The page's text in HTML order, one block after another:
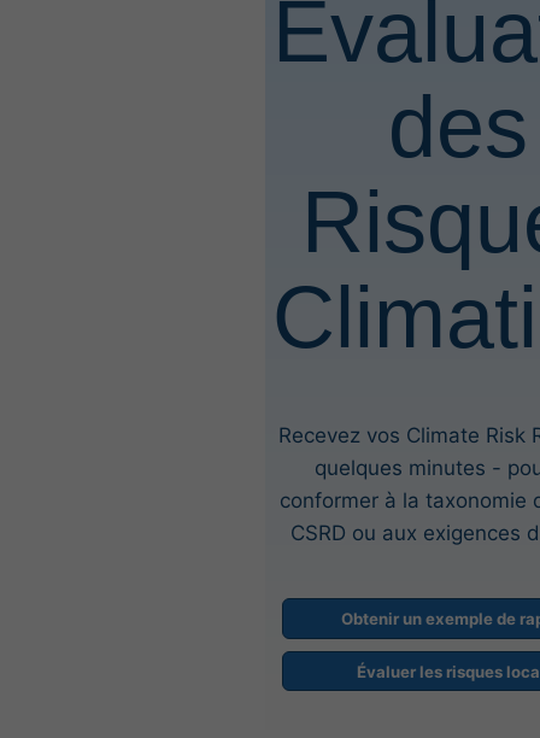
des
Recevez vos Climate Risk
quelques minutes -
conformer à la taxonomie
CSRD ou aux exigences
Obtenir un exemple de
Évaluer les risques